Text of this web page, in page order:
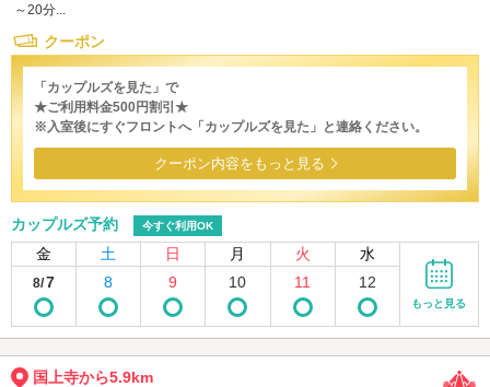
～20分...
クーポン
「カップルズを見た」で
★ご利用料金500円割引★
※入室後にすぐフロントへ「カップルズを見た」と連絡ください。
クーポン内容をもっと見る
カップルズ予約 今すぐ利用OK
金 土 日 月 火 水
8/7 8 9 10 11 12
もっと見る
国上寺から5.9km